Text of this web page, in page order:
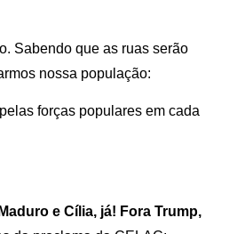
Sabendo que as ruas serão
nossa população:
forças populares em cada
e Cília, já! Fora Trump,